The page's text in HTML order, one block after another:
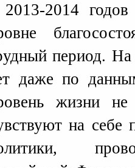
2014
период.
даже по
жизни
на себе